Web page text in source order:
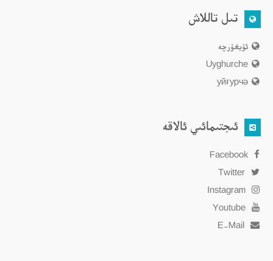
تىل تاللاش
ئۇيغۇرچە
Uyghurche
уйғурчә
ئىجتىمائىي ئالاقە